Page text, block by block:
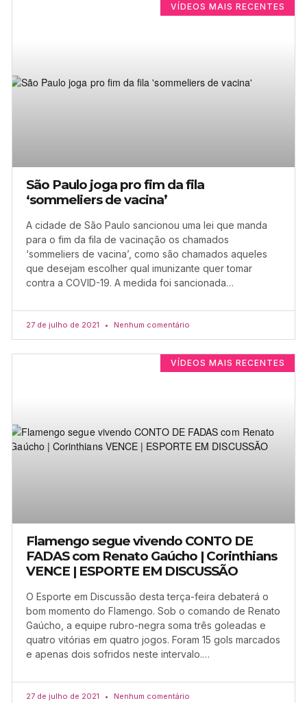
VÍDEOS MAIS RECENTES
São Paulo joga pro fim da fila
‘sommeliers de vacina’
A cidade de São Paulo sancionou uma lei que manda
para o fim da fila de vacinação os chamados
‘sommeliers de vacina’, como são chamados aqueles
que desejam escolher qual imunizante quer tomar
contra a COVID-19. A medida foi sancionada…
27 de julho de 2021 Nenhum comentário
VÍDEOS MAIS RECENTES
Flamengo segue vivendo CONTO DE
FADAS com Renato Gaúcho | Corinthians
VENCE | ESPORTE EM DISCUSSÃO
O Esporte em Discussão desta terça-feira debaterá o
bom momento do Flamengo. Sob o comando de Renato
Gaúcho, a equipe rubro-negra soma três goleadas e
quatro vitórias em quatro jogos. Foram 15 gols marcados
e apenas dois sofridos neste intervalo.…
27 de julho de 2021 Nenhum comentário